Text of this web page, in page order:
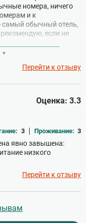
номера, ничего
и к
самый обычный отель,
если не
Перейти к отзыву
Оценка: 3.3
3 Проживание: 3
явно завышена:
низкого
Перейти к отзыву